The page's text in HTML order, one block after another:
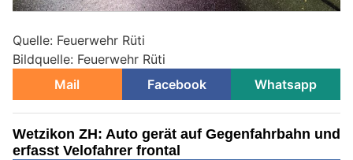
Quelle: Feuerwehr Rüti
Bildquelle: Feuerwehr Rüti
Mail
Facebook Whatsapp
Wetzikon ZH: Auto gerät auf Gegenfahrbahn und
erfasst Velofahrer frontal